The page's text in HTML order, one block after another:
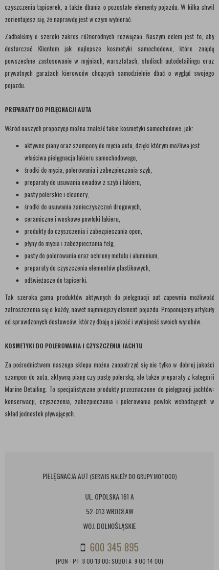
czyszczenia tapicerek, a także dbania o pozostałe elementy pojazdu. W kilka chwil
zorientujesz się, że naprawdę jest w czym wybierać.
Zadbaliśmy o szeroki zakres różnorodnych rozwiązań. Naszym celem jest to, aby
dostarczać Klientom jak najlepsze kosmetyki samochodowe, które znajdą
powszechne zastosowanie w myjniach, warsztatach, studiach autodetailingu oraz
prywatnych garażach kierowców chcących samodzielnie dbać o wygląd swojego
pojazdu.
PREPARATY DO PIELĘGNACJI AUTA
Wśród naszych propozycji można znaleźć takie kosmetyki samochodowe, jak:
aktywne piany oraz szampony do mycia auta, dzięki którym możliwa jest
właściwa pielęgnacja lakieru samochodowego,
środki do mycia, polerowania i zabezpieczania szyb,
preparaty do usuwania owadów z szyb i lakieru,
pasty polerskie i cleanery,
środki do usuwania zanieczyszczeń drogowych,
ceramiczne i woskowe powłoki lakieru,
produkty do czyszczenia i zabezpieczania opon,
płyny do mycia i zabezpieczania felg,
pasty do polerowania oraz ochrony metalu i aluminium,
preparaty do czyszczenia elementów plastikowych,
odświeżacze do tapicerki.
Tak szeroka gama produktów aktywnych do pielęgnacji aut zapewnia możliwość
zatroszczenia się o każdy, nawet najmniejszy element pojazdu. Proponujemy artykuły
od sprawdzonych dostawców, którzy dbają o jakość i wydajność swoich wyrobów.
KOSMETYKI DO POLEROWANIA I CZYSZCZENIA JACHTU
Za pośrednictwem naszego sklepu można zaopatrzyć się nie tylko w dobrej jakości
szampon do auta, aktywną pianę czy pastę polerską, ale także preparaty z kategorii
Marine Detailing. To specjalistyczne produkty przeznaczone do pielęgnacji jachtów:
konserwacji, czyszczenia, zabezpieczania i polerowania powłok wchodzących w
skład jednostek pływających.
PIELĘGNACJA AUT (SERWIS NALEŻY DO GRUPY MOTOGO)
UL. OPOLSKA 161 A
52-013 WROCŁAW
WOJ. DOLNOŚLĄSKIE
600 345 895
(PON - PT: 8:00-18:00; SOBOTA: 9:00-14:00)